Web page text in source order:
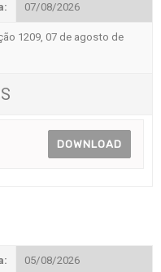
07/08/2026
1209, 07 de agosto de
DOWNLOAD
05/08/2026